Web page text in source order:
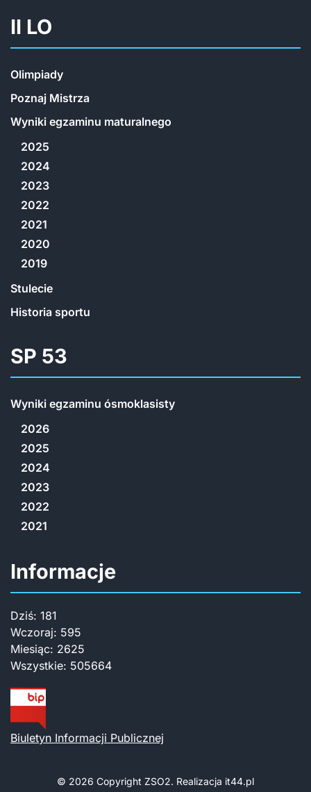
II LO
Olimpiady
Poznaj Mistrza
Wyniki egzaminu maturalnego
2025
2024
2023
2022
2021
2020
2019
Stulecie
Historia sportu
SP 53
Wyniki egzaminu ósmoklasisty
2026
2025
2024
2023
2022
2021
Informacje
Dziś: 181
Wczoraj: 595
Miesiąc: 2625
Wszystkie: 505664
Biuletyn Informacji Publicznej
© 2026 Copyright ZSO2. Realizacja it44.pl